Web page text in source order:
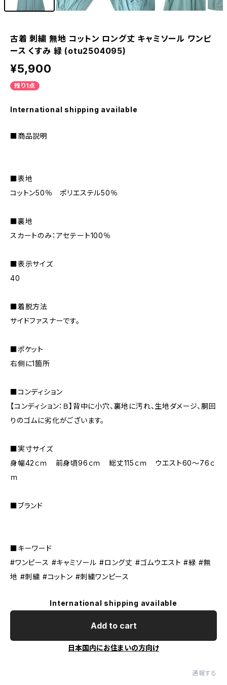
古着 刺繍 無地 コットン ロング丈 キャミソール ワンピ
ース くすみ 緑 (otu2504095)
¥5,900
残り1点
International shipping available
■商品説明
■表地
コットン50％ ポリエステル50％
■裏地
スカートのみ：アセテート100％
■表示サイズ
40
■着脱方法
サイドファスナーです。
■ポケット
右側に1箇所
■コンディション
【コンディション：Ｂ】背中に小穴、裏地に汚れ、生地ダメージ、胴回
りのゴムに劣化がございます。
■実寸サイズ
身幅42ｃｍ 前身頃96ｃｍ 総丈115ｃｍ ウエスト60～76ｃ
ｍ
■ブランド
■キーワード
#ワンピース #キャミソール #ロング丈 #ゴムウエスト #緑 #無
地 #刺繍 #コットン #刺繍ワンピース
International shipping available
Add to cart
日本国内にお住まいの方向け
通報する